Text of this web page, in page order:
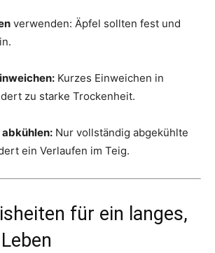
verwenden: Äpfel sollten fest und
Kurzes Einweichen in
zu starke Trockenheit.
Nur vollständig abgekühlte
ein Verlaufen im Teig.
für ein langes,